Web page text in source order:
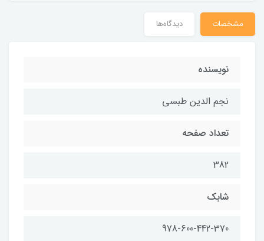
مشخصات دیدگاه‌ها
نویسنده
نجم الدین طبسی
تعداد صفحه
382
شابک
978-600-442-370